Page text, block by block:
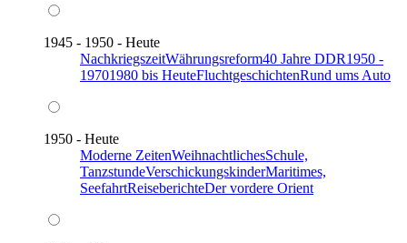
1945 - 1950 - Heute
NachkriegszeitWährungsreform40 Jahre DDR1950 -
19701980 bis HeuteFluchtgeschichtenRund ums Auto
1950 - Heute
Moderne ZeitenWeihnachtlichesSchule,
TanzstundeVerschickungskinderMaritimes,
SeefahrtReiseberichteDer vordere Orient